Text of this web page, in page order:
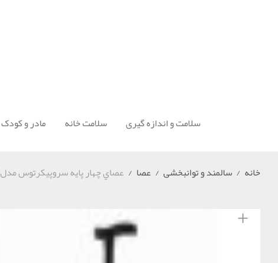
سلامت و اندازه گیری سلامت خانه مادر و کودک
خانه / سالمند و توانبخشی / عصا / عصاي چهار پايه سروپيكرتوس مدل 3402